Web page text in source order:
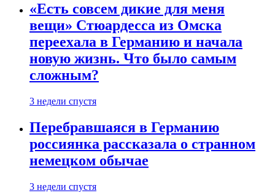
«Есть совсем дикие для меня
вещи» Стюардесса из Омска
переехала в Германию и начала
новую жизнь. Что было самым
сложным?
3 недели спустя
Перебравшаяся в Германию
россиянка рассказала о странном
немецком обычае
3 недели спустя